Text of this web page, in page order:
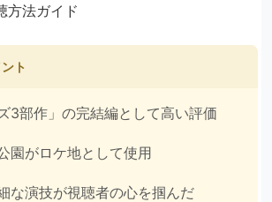
ト
3部作」の完結編として高い評価
園がロケ地として使用
な演技が視聴者の心を掴んだ